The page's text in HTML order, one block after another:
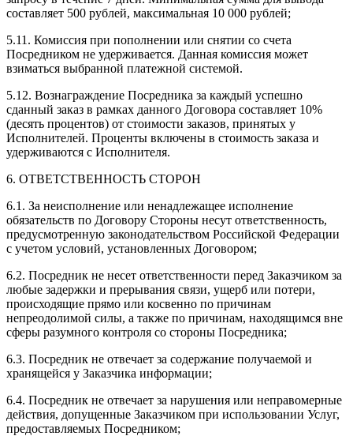
составляет 500 рублей, максимальная 10 000 рублей;
5.11. Комиссия при пополнении или снятии со счета
Посредником не удерживается. Данная комиссия может
взиматься выбранной платежной системой.
5.12. Вознаграждение Посредника за каждый успешно
сданный заказ в рамках данного Договора составляет 10%
(десять процентов) от стоимости заказов, принятых у
Исполнителей. Проценты включены в стоимость заказа и
удерживаются с Исполнителя.
6. ОТВЕТСТВЕННОСТЬ СТОРОН
6.1. За неисполнение или ненадлежащее исполнение
обязательств по Договору Стороны несут ответственность,
предусмотренную законодательством Российской Федерации
с учетом условий, установленных Договором;
6.2. Посредник не несет ответственности перед Заказчиком за
любые задержки и прерывания связи, ущерб или потери,
происходящие прямо или косвенно по причинам
непреодолимой силы, а также по причинам, находящимся вне
сферы разумного контроля со стороны Посредника;
6.3. Посредник не отвечает за содержание получаемой и
хранящейся у Заказчика информации;
6.4. Посредник не отвечает за нарушения или неправомерные
действия, допущенные Заказчиком при использовании Услуг,
предоставляемых Посредником;